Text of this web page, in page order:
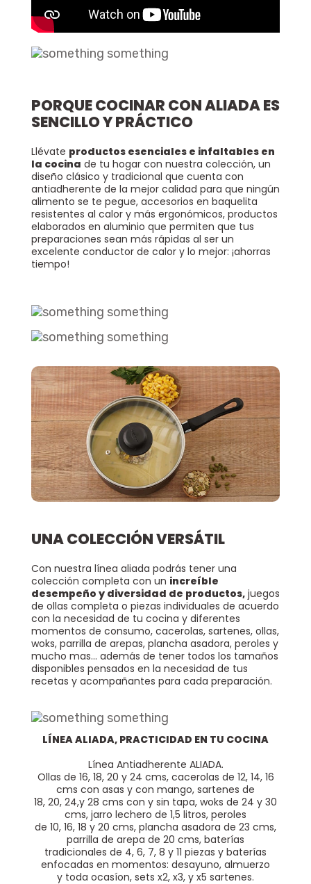
30% De Descuento
Olla A Presión Ultra CE Universal De Aluminio De Cierre Externo OLLA PRESION ULTRA CE 6L
$ 213.900 $ 175.398
PORQUE COCINAR CON ALIADA ES
SENCILLO Y PRÁCTICO
Llévate productos esenciales e infaltables en
la cocina de tu hogar con nuestra colección, un
diseño clásico y tradicional que cuenta con
antiadherente de la mejor calidad para que ningún
alimento se te pegue, accesorios en baquelita
resistentes al calor y más ergonómicos, productos
elaborados en aluminio que permiten que tus
preparaciones sean más rápidas al ser un
excelente conductor de calor y lo mejor: ¡ahorras
tiempo!
UNA COLECCIÓN VERSÁTIL
Con nuestra línea aliada podrás tener una
colección completa con un increíble
desempeño y diversidad de productos,juegos
de ollas completa o piezas individuales de acuerdo
con la necesidad de tu cocina y diferentes
momentos de consumo, cacerolas, sartenes, ollas,
woks, parrilla de arepas, plancha asadora, peroles y
mucho mas... además de tener todos los tamaños
disponibles pensados en la necesidad de tus
recetas y acompañantes para cada preparación.
LÍNEA ALIADA, PRACTICIDAD EN TU COCINA
Línea Antiadherente ALIADA.
Ollas de 16, 18, 20 y 24 cms, cacerolas de 12, 14, 16
cms con asas y con mango, sartenes de
18, 20, 24,y 28 cms con y sin tapa, woks de 24 y 30
cms, jarro lechero de 1,5 litros, peroles
de 10, 16, 18 y 20 cms, plancha asadora de 23 cms,
parrilla de arepa de 20 cms, baterías
tradicionales de 4, 6, 7, 8 y 11 piezas y baterías
enfocadas en momentos: desayuno, almuerzo
y toda ocasíon, sets x2, x3, y x5 sartenes.